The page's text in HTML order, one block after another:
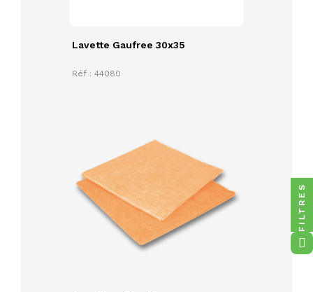
Lavette Gaufree 30x35
Réf : 44080
FILTRES